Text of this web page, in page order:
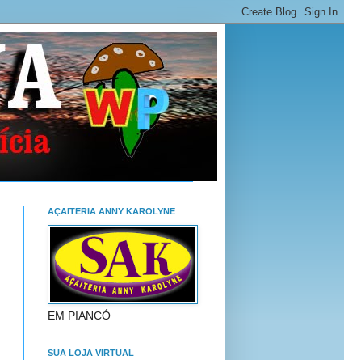
AÇAITERIA ANNY KAROLYNE
EM PIANCÓ
SUA LOJA VIRTUAL